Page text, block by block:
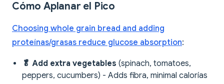
Cómo Aplanar el Pico
Choosing whole grain bread and adding
proteínas/grasas reduce glucose absorption:
🥬 Add extra vegetables (spinach, tomatoes,
peppers, cucumbers) - Adds fibra, minimal calorías